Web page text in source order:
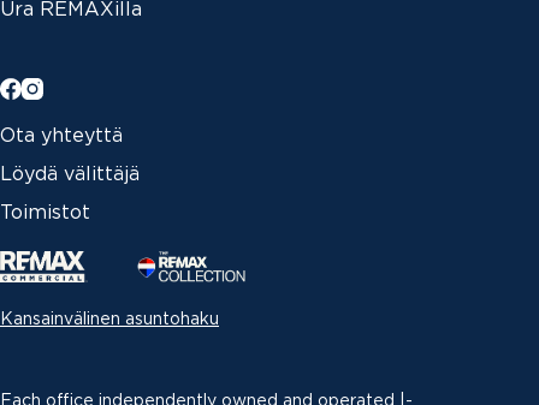
Ura REMAXilla
Ota yhteyttä
Löydä välittäjä
Toimistot
Kansainvälinen asuntohaku
Each office independently owned and operated |­